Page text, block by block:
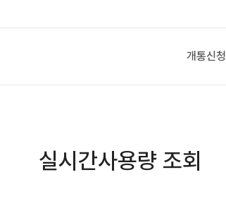
개통신청
실시간사용량 조회